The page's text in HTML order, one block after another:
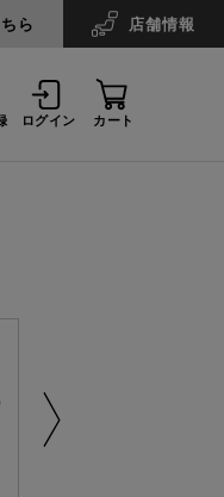
ら 店舗情報
ログイン カート